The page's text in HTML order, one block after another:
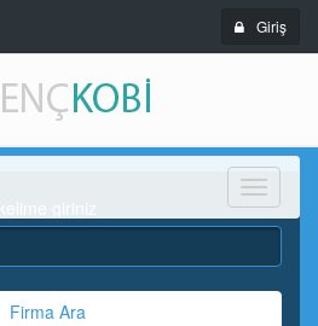
Giriş
Menü
Firma Ara